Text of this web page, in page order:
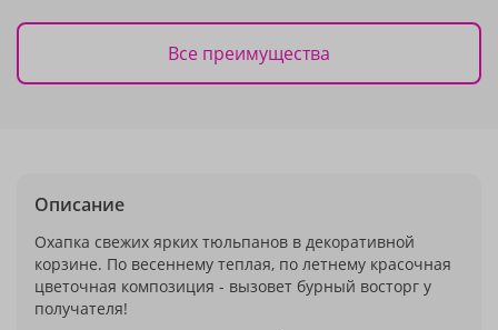
Все преимущества
Описание
Охапка свежих ярких тюльпанов в декоративной
корзине. По весеннему теплая, по летнему красочная
цветочная композиция - вызовет бурный восторг у
получателя!